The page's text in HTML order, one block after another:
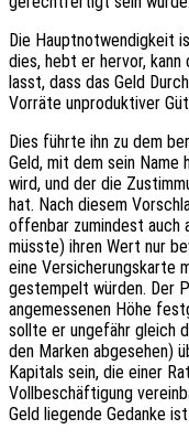
Die Haupt­not­wen­dig­keit
dies, hebt er hervor,
lasst, dass das Geld
Vorrä­te unpro­duk­ti­ver
Dies führte ihn zu dem
Geld, mit dem sein Name
wird, und der die
hat. Nach diesem
offen­bar zumin­dest auch
müsste) ihren Wert nur
eine Versi­che­rungs­kar­te
gestem­pelt würden. Der
ange­mes­se­nen Höhe
sollte er unge­fähr gleich
den Marken abge­se­hen)
Kapi­tals sein, die einer
Voll­be­schäf­ti­gung
Geld liegen­de Gedan­ke ist